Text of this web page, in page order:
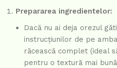
Prepararea ingredientelor:
Dacă nu ai deja orezul
instrucțiunilor de pe
răcească complet (ideal
pentru o textură mai